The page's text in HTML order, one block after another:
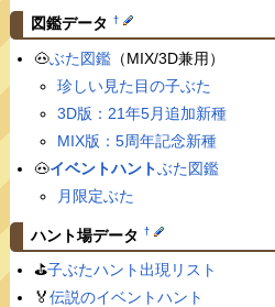
図鑑データ †
🐽ぶた図鑑（MIX/3D兼用）
珍しい見た目の子ぶた
3D版：21年5月追加新種
MIX版：5周年記念新種
🐽イベントハントぶた図鑑
月限定ぶた
ハント場データ †
⛳️子ぶたハント出現リスト
🏅伝説のイベントハント